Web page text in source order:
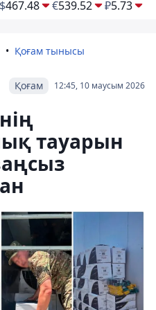
$467.48 €539.52 ₽5.73
Қоғам тынысы
12:45, 10 маусым 2026
Қоғам
тауарын